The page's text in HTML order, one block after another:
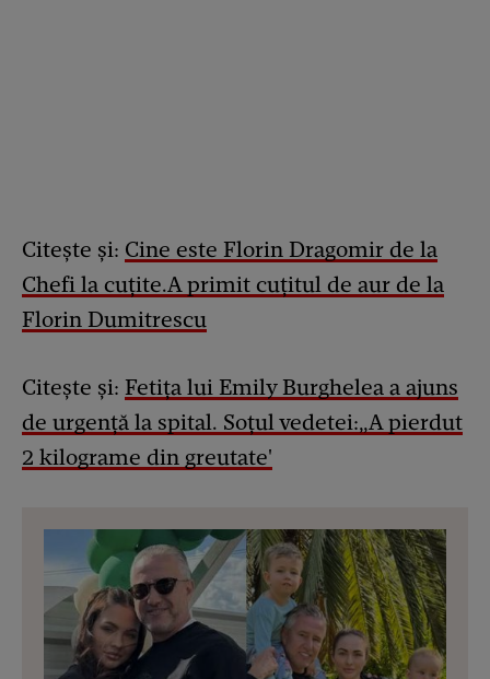
Citește și: Cine este Florin Dragomir de la
Chefi la cuțite.A primit cuțitul de aur de la
Florin Dumitrescu
Citește și: Fetița lui Emily Burghelea a ajuns
de urgență la spital. Soțul vedetei:„A pierdut
2 kilograme din greutate'